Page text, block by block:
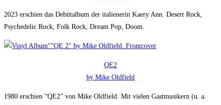
2023 erschien das Debütalbum der italienerin Kaery Ann. Desert Rock,
Psychedelic Rock, Folk Rock, Dream Pop, Doom.
QE2
by Mike Oldfield
1980 erschien “QE2” von Mike Oldfield. Mit vielen Gastmusikern (u. a.